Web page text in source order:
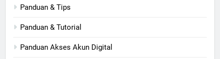
Panduan & Tips
Panduan & Tutorial
Panduan Akses Akun Digital